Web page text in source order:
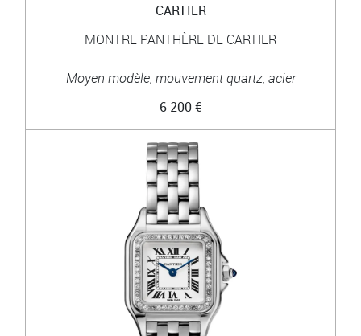
CARTIER
MONTRE PANTHÈRE DE CARTIER
Moyen modèle, mouvement quartz, acier
6 200 €